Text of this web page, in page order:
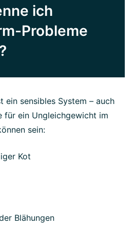
ich
Probleme
ein sensibles System – auch
für ein Ungleichgewicht im
sein:
Kot
Blähungen